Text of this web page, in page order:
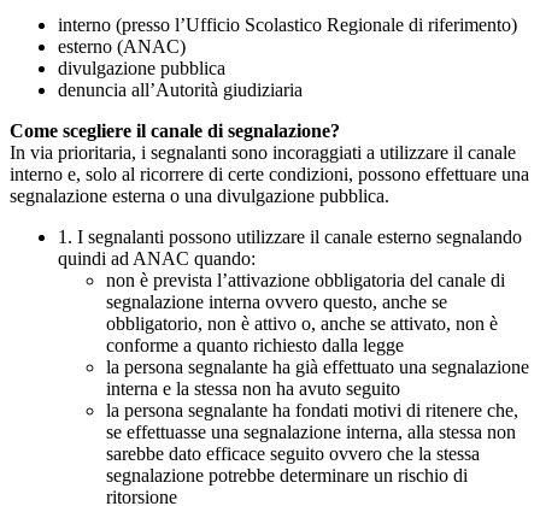
interno (presso l’Ufficio Scolastico Regionale di riferimento)
esterno (ANAC)
divulgazione pubblica
denuncia all’Autorità giudiziaria
Come scegliere il canale di segnalazione?
In via prioritaria, i segnalanti sono incoraggiati a utilizzare il canale
interno e, solo al ricorrere di certe condizioni, possono effettuare una
segnalazione esterna o una divulgazione pubblica.
1. I segnalanti possono utilizzare il canale esterno segnalando
quindi ad ANAC quando:
non è prevista l’attivazione obbligatoria del canale di
segnalazione interna ovvero questo, anche se
obbligatorio, non è attivo o, anche se attivato, non è
conforme a quanto richiesto dalla legge
la persona segnalante ha già effettuato una segnalazione
interna e la stessa non ha avuto seguito
la persona segnalante ha fondati motivi di ritenere che,
se effettuasse una segnalazione interna, alla stessa non
sarebbe dato efficace seguito ovvero che la stessa
segnalazione potrebbe determinare un rischio di
ritorsione